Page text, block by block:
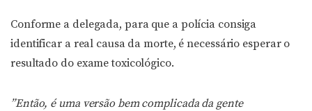
Conforme a delegada, para que a polícia consiga
identificar a real causa da morte, é necessário esperar o
resultado do exame toxicológico.
”Então, é uma versão bem complicada da gente